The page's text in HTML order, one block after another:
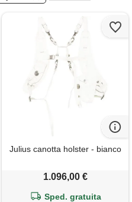
Julius canotta holster - bianco
1.096,00 €
Sped. gratuita